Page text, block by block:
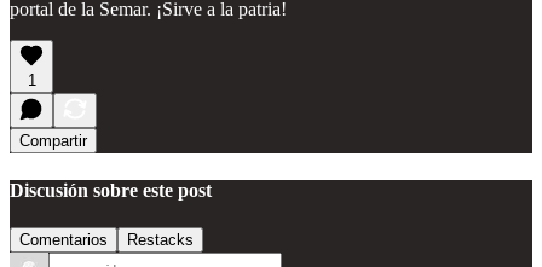
portal de la Semar. ¡Sirve a la patria!
1
Compartir
Discusión sobre este post
Comentarios Restacks